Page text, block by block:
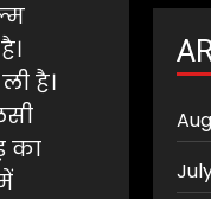
है।
का